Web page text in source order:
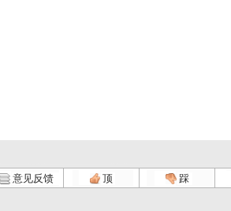
意见反馈 顶 踩
《海宝来了... 《海宝来了...